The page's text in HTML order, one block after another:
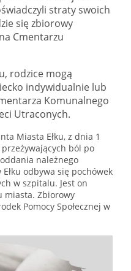
straty swoich
się zbiorowy
Cmentarzu
rodzice mogą
indywidualnie lub
Komunalnego
Utraconych.
Miasta Ełku, z dnia 1
ból po
należnego
odbywa się pochówek
w szpitalu. Jest on
miasta. Zbiorowy
Pomocy Społecznej w